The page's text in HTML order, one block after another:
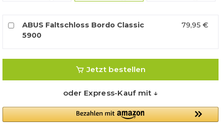
ABUS Faltschloss Bordo Classic
5900
79,95 €
Jetzt bestellen
oder Express-Kauf mit ↓